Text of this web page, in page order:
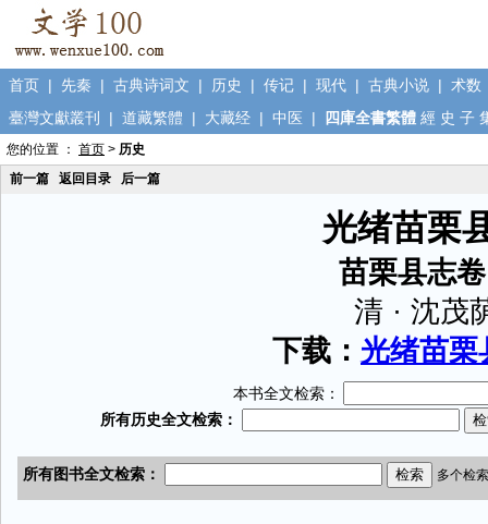
首页 | 先秦 | 古典诗词文 | 历史 | 传记 | 现代 | 古典小说 | 术数
臺灣文獻叢刊
| 道藏繁體 | 大藏经 | 中医 | 四庫全書繁體 經 史 子
您的位置 ： 首页 > 历史
前一篇
返回目录 后一篇
光绪苗栗
苗栗县志
清 · 沈茂
下载： 光绪苗
本书全文检索：